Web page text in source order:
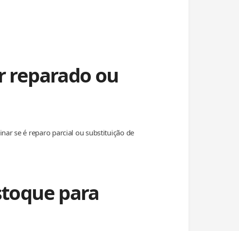
reparado ou
se é reparo parcial ou substituição de
para